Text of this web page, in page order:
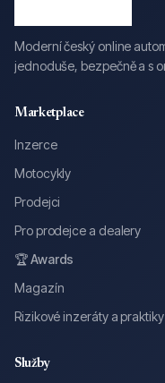
Moderní český online
jednoduše, bezpečně a s
Marketplace
Inzerce
Motocykly
Prodejci
Pro prodejce a dealery
🏆 Awards
Magazín
Rizikové inzeráty a praktiky
Služby